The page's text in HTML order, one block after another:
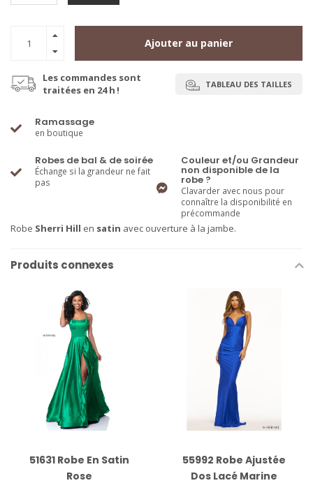
Ajouter au panier
Les commandes sont
traitées en 24 h !
TABLEAU DES TAILLES
Ramassage
en boutique
Robes de bal & de soirée
Échange si la grandeur ne fait
pas
Couleur et/ou Grandeur
non disponible de la
robe ?
Clavarder avec nous pour
connaître la disponibilité en
précommande
Robe Sherri Hill en satin avec ouverture à la jambe.
Produits connexes
51631 Robe En Satin
Rose
55992 Robe Ajustée
Dos Lacé Marine